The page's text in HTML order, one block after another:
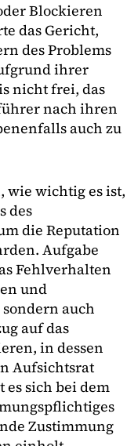
Blockieren
das Gericht,
des Problems
ihrer
nicht frei, das
nach ihren
auch zu
wie wichtig es ist,
des
die Reputation
Aufgabe
Fehlverhalten
und
auch
auf das
in dessen
Aufsichtsrat
sich bei dem
Zustimmung